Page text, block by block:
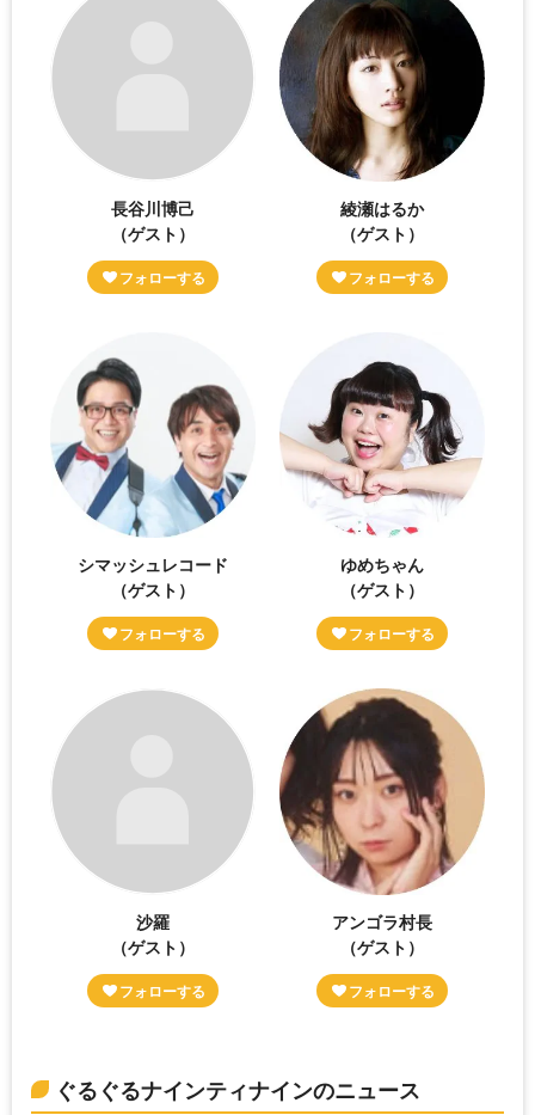
長谷川博己
（ゲスト）
綾瀬はるか
（ゲスト）
シマッシュレコード
（ゲスト）
ゆめちゃん
（ゲスト）
沙羅
（ゲスト）
アンゴラ村長
（ゲスト）
ぐるぐるナインティナインのニュース